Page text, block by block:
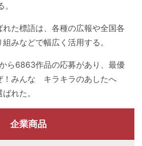
た標語は、各種の広報や全国各
みなどで幅広く活用する。
ら6863作品の応募があり、最優
！みんな キラキラのあしたへ
れた。
企業商品